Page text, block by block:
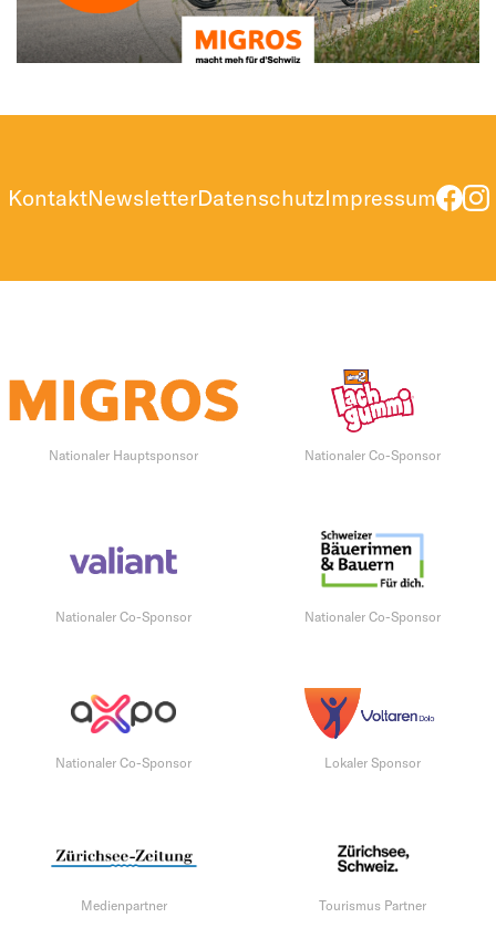
KontaktNewsletterDatenschutzImpressum
Nationaler Hauptsponsor Nationaler Co-Sponsor
Nationaler Co-Sponsor Nationaler Co-Sponsor
Nationaler Co-Sponsor Lokaler Sponsor
Medienpartner Tourismus Partner